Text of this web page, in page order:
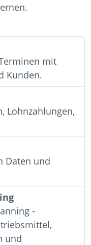
mit
Kunden.
Lohnzahlungen,
Daten und
-
und